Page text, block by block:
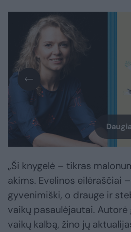
„Ši knygelė – tikras
akims. Evelinos eilėraščiai
gyvenimiški, o drauge ir
vaikų pasaulėjautai.
vaikų kalbą, žino jų